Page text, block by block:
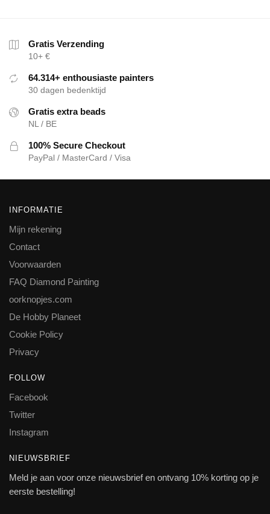
Gratis Verzending
10+ €
64.314+ enthousiaste painters
30 dagen bedenktijd
Gratis extra beads
NL / BE
100% Secure Checkout
PayPal / MasterCard / Visa
INFORMATIE
Mijn rekening
Contact
Voorwaarden
FAQ Diamond Painting
oorknopjes.com
De Hobby Planeet
Cookie Policy
Privacy
FOLLOW
Facebook
Twitter
Instagram
NIEUWSBRIEF
Meld je aan voor onze nieuwsbrief en ontvang 10% korting op je
eerste bestelling!